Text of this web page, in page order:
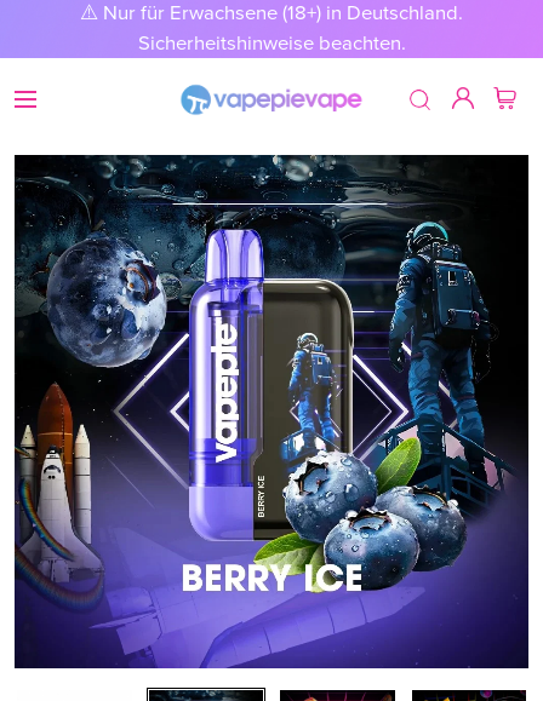
⚠️ Nur für Erwachsene (18+) in Deutschland.
Sicherheitshinweise beachten.